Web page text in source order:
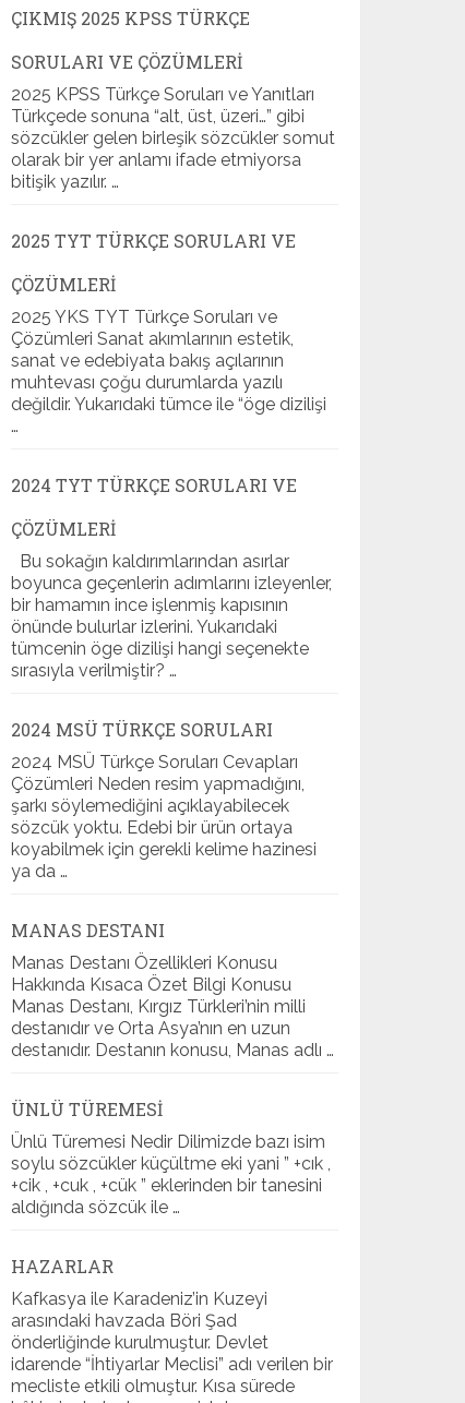
ÇIKMIŞ 2025 KPSS TÜRKÇE
SORULARI VE ÇÖZÜMLERI
2025 KPSS Türkçe Soruları ve Yanıtları
Türkçede sonuna “alt, üst, üzeri…” gibi
sözcükler gelen birleşik sözcükler somut
olarak bir yer anlamı ifade etmiyorsa
bitişik yazılır. …
2025 TYT TÜRKÇE SORULARI VE
ÇÖZÜMLERI
2025 YKS TYT Türkçe Soruları ve
Çözümleri Sanat akımlarının estetik,
sanat ve edebiyata bakış açılarının
muhtevası çoğu durumlarda yazılı
değildir. Yukarıdaki tümce ile “öge dizilişi
…
2024 TYT TÜRKÇE SORULARI VE
ÇÖZÜMLERI
Bu sokağın kaldırımlarından asırlar
boyunca geçenlerin adımlarını izleyenler,
bir hamamın ince işlenmiş kapısının
önünde bulurlar izlerini. Yukarıdaki
tümcenin öge dizilişi hangi seçenekte
sırasıyla verilmiştir? …
2024 MSÜ TÜRKÇE SORULARI
2024 MSÜ Türkçe Soruları Cevapları
Çözümleri Neden resim yapmadığını,
şarkı söylemediğini açıklayabilecek
sözcük yoktu. Edebi bir ürün ortaya
koyabilmek için gerekli kelime hazinesi
ya da …
MANAS DESTANI
Manas Destanı Özellikleri Konusu
Hakkında Kısaca Özet Bilgi Konusu
Manas Destanı, Kırgız Türkleri’nin milli
destanıdır ve Orta Asya’nın en uzun
destanıdır. Destanın konusu, Manas adlı …
ÜNLÜ TÜREMESI
Ünlü Türemesi Nedir Dilimizde bazı isim
soylu sözcükler küçültme eki yani ” +cık ,
+cik , +cuk , +cük ” eklerinden bir tanesini
aldığında sözcük ile …
HAZARLAR
Kafkasya ile Karadeniz’in Kuzeyi
arasındaki havzada Böri Şad
önderliğinde kurulmuştur. Devlet
idarende “İhtiyarlar Meclisi” adı verilen bir
mecliste etkili olmuştur. Kısa sürede